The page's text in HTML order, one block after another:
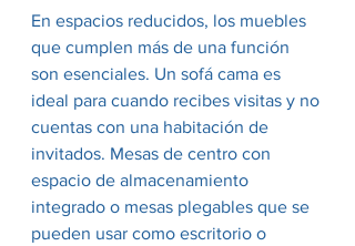
En espacios reducidos, los muebles
que cumplen más de una función
son esenciales. Un sofá cama es
ideal para cuando recibes visitas y no
cuentas con una habitación de
invitados. Mesas de centro con
espacio de almacenamiento
integrado o mesas plegables que se
pueden usar como escritorio o